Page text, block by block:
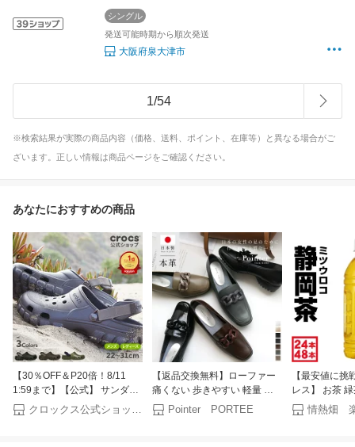
シングル
発送可能時期から順次発送
大阪府泉大津市
1/54
※検索結果が実際の商品内容（価格、送料、ポイント、在庫等）と異なる場合がご
ざいます。正しい情報は商品ページをご確認ください。
あなたにおすすめの商品
【30％OFF＆P20倍！8/11
1:59まで】【公式】 サンダル
クロックス メンズ レディース
crocs オフロード スポーツ ク
クロックス公式ショップ楽天市場店
【返品交換無料】ローファー
痛くない 歩きやすい 軽量 快
適 パンプス 日本製 本革 3セン
チヒール ローヒール レディー
Pointer PORTEE
【最安値に挑
レス】 お茶
ル 500ml 24
ス ミツウロコ
情熱畑